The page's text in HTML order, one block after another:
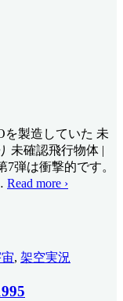
を製造していた 未
未確認飛行物体 |
弾は衝撃的です。
Read more ›
, 架空実況